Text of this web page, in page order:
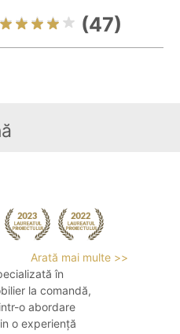
(47)
Arată mai multe >>
în
la comandă,
o abordare
o experiență